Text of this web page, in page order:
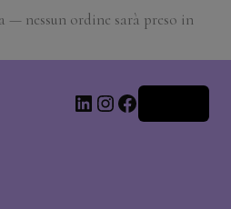
— nessun ordine sarà preso in
LinkedIn
Instagram
Facebook